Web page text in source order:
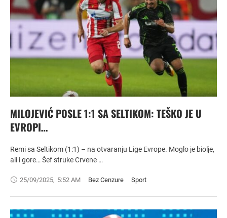
MILOJEVIĆ POSLE 1:1 SA SELTIKOM: TEŠKO JE U
EVROPI…
Remi sa Seltikom (1:1) – na otvaranju Lige Evrope. Moglo je biolje,
ali i gore… Šef struke Crvene …
25/09/2025, 5:52 AM Bez Cenzure Sport